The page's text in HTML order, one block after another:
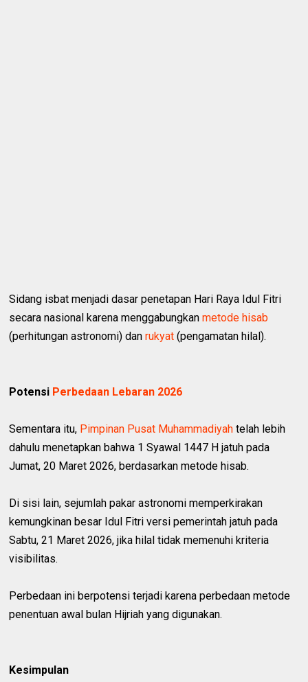
Sidang isbat menjadi dasar penetapan Hari Raya Idul Fitri
secara nasional karena menggabungkanmetode hisab
(perhitungan astronomi) danrukyat (pengamatan hilal).
Potensi Perbedaan Lebaran 2026
Sementara itu, Pimpinan Pusat Muhammadiyah telah lebih
dahulu menetapkan bahwa 1 Syawal 1447 H jatuh pada
Jumat, 20 Maret 2026, berdasarkan metode hisab.
Di sisi lain, sejumlah pakar astronomi memperkirakan
kemungkinan besar Idul Fitri versi pemerintah jatuh pada
Sabtu, 21 Maret 2026, jika hilal tidak memenuhi kriteria
visibilitas.
Perbedaan ini berpotensi terjadi karena perbedaan metode
penentuan awal bulan Hijriah yang digunakan.
Kesimpulan